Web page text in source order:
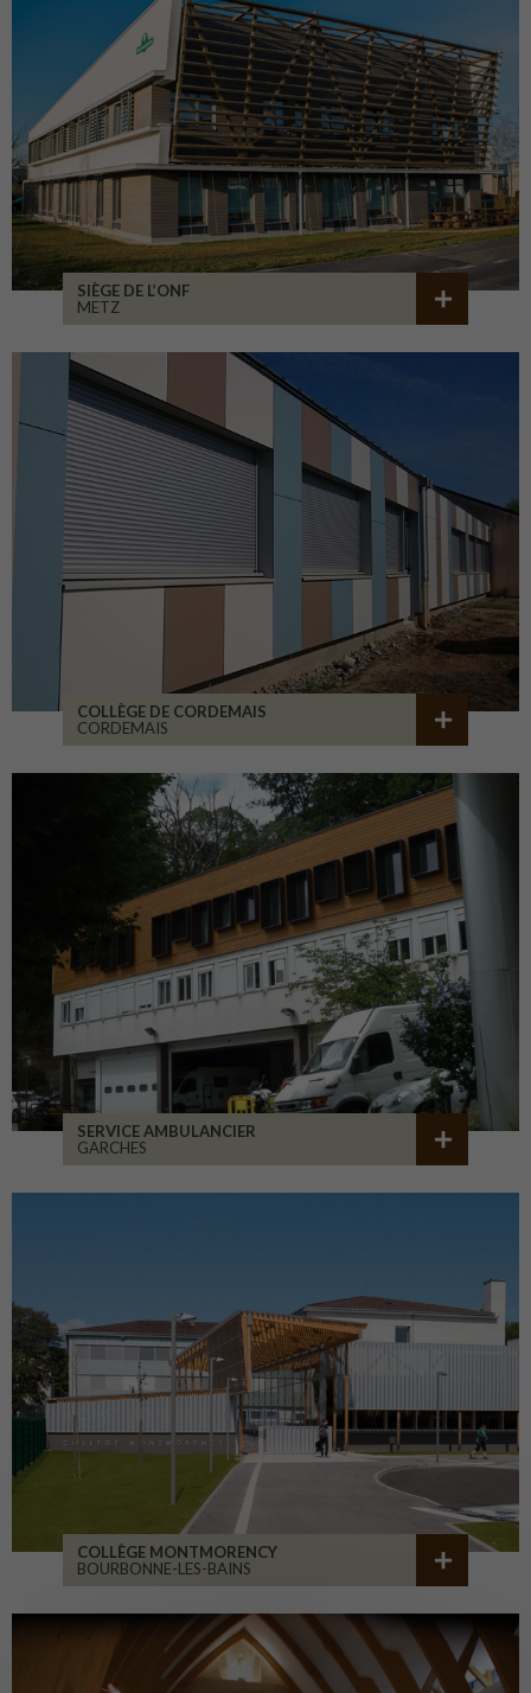
SIÈGE DE L’ONF
METZ
COLLÈGE DE CORDEMAIS
CORDEMAIS
SERVICE AMBULANCIER
GARCHES
COLLÈGE MONTMORENCY
BOURBONNE-LES-BAINS